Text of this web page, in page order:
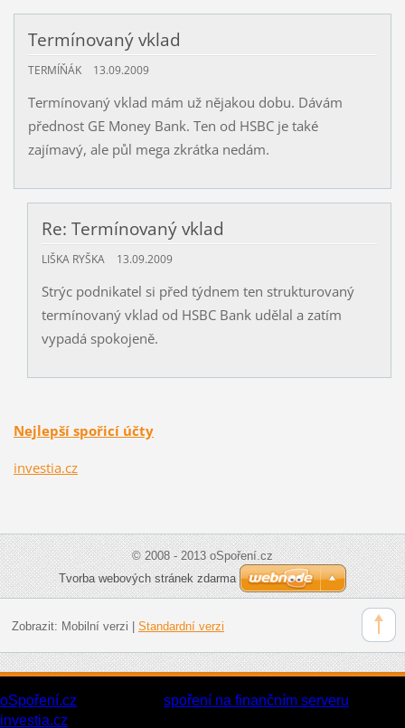
Termínovaný vklad
TERMÍŇÁK 13.09.2009
Termínovaný vklad mám už nějakou dobu. Dávám
přednost GE Money Bank. Ten od HSBC je také
zajímavý, ale půl mega zkrátka nedám.
Re: Termínovaný vklad
LIŠKA RYŠKA 13.09.2009
Strýc podnikatel si před týdnem ten strukturovaný
termínovaný vklad od HSBC Bank udělal a zatím
vypadá spokojeně.
Nejlepší spořicí účty
investia.cz
© 2008 - 2013 oSpoření.cz
Tvorba webových stránek zdarma
Zobrazit: Mobilní verzi Standardní verzi
oSpoření.cz
spoření na finančním serveru
investia.cz